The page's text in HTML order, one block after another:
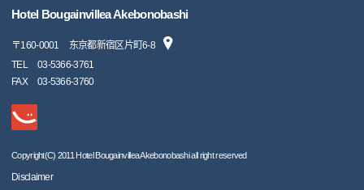
Hotel Bougainvillea Akebonobashi
〒160-0001
东京都新宿区片町6-8
TEL
03-5366-3761
FAX
03-5366-3760
Copyright(C) 2011 Hotel Bougainvillea Akebonobashi all right reserved
Disclaimer